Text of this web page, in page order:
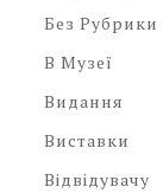
Без Рубрики
В Музеї
Видання
Виставки
Відвідувачу